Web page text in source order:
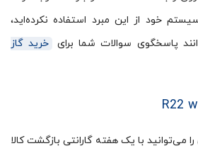
خود از این مبرد استفاده نکرده‌اید،
پاسخگوی سوالات شما برای
خرید گاز
۲۲ وسترون را می‌توانید با یک هفته گارانتی بازگشت کالا